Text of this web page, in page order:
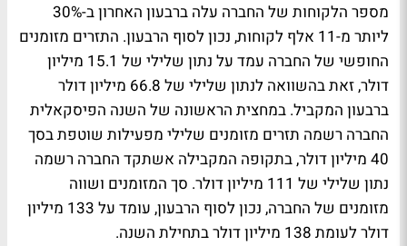
מספר הלקוחות של החברה עלה ברבעון האחרון ב-30%
ליותר מ-11 אלף לקוחות, נכון לסוף הרבעון. התזרים מזומנים
החופשי של החברה עמד על נתון שלילי של 15.1 מיליון
דולר, זאת בהשוואה לנתון שלילי של 66.8 מיליון דולר
ברבעון המקביל. במחצית הראשונה של השנה הפיסקאלית
החברה רשמה תזרים מזומנים שלילי מפעילות שוטפת בסך
40 מיליון דולר, בתקופה המקבילה אשתקד החברה רשמה
נתון שלילי של 111 מיליון דולר. סך המזומנים ושווה
מזומנים של החברה, נכון לסוף הרבעון, עומד על 133 מיליון
דולר לעומת 138 מיליון דולר בתחילת השנה.